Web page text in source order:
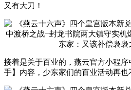
又有大刀！
接着是关于百业的，燕云官方小程
手】内容，少东家们的百业活动再也